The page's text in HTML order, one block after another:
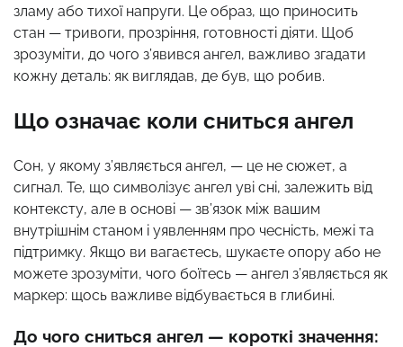
зламу або тихої напруги. Це образ, що приносить
стан — тривоги, прозріння, готовності діяти. Щоб
зрозуміти, до чого з’явився ангел, важливо згадати
кожну деталь: як виглядав, де був, що робив.
Що означає коли сниться ангел
Сон, у якому з’являється ангел, — це не сюжет, а
сигнал. Те, що символізує ангел уві сні, залежить від
контексту, але в основі — зв’язок між вашим
внутрішнім станом і уявленням про чесність, межі та
підтримку. Якщо ви вагаєтесь, шукаєте опору або не
можете зрозуміти, чого боїтесь — ангел з’являється як
маркер: щось важливе відбувається в глибині.
До чого сниться ангел — короткі значення: